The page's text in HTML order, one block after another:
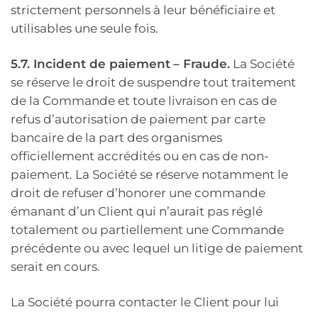
strictement personnels à leur bénéficiaire et
utilisables une seule fois.
5.7. Incident de paiement – Fraude. La Société
se réserve le droit de suspendre tout traitement
de la Commande et toute livraison en cas de
refus d’autorisation de paiement par carte
bancaire de la part des organismes
officiellement accrédités ou en cas de non-
paiement. La Société se réserve notamment le
droit de refuser d’honorer une commande
émanant d’un Client qui n’aurait pas réglé
totalement ou partiellement une Commande
précédente ou avec lequel un litige de paiement
serait en cours.
La Société pourra contacter le Client pour lui